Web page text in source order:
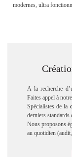
modernes, ultra
A la recherche
Faites appel à
Spécialistes de la
derniers
Nous proposons
au quotidien